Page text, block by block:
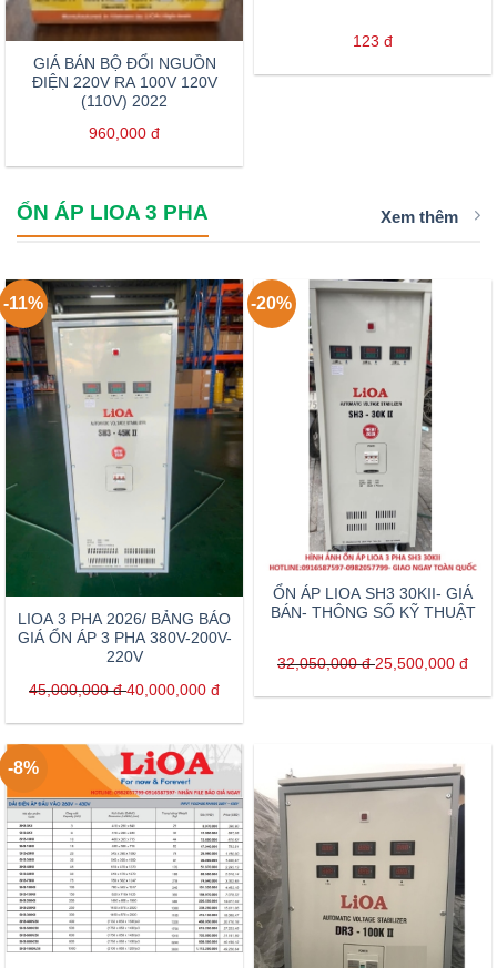
GIÁ BÁN BỘ ĐỔI NGUỒN
ĐIỆN 220V RA 100V 120V
(110V) 2022
960,000 đ
123 đ
ỔN ÁP LIOA 3 PHA Xem thêm
-11%
LIOA 3 PHA 2026/ BẢNG BÁO
GIÁ ỔN ÁP 3 PHA 380V-200V-
220V
45,000,000đ 40,000,000 đ
-20%
ỔN ÁP LIOA SH3 30KII- GIÁ
BÁN- THÔNG SỐ KỸ THUẬT
32,050,000đ 25,500,000 đ
-8%